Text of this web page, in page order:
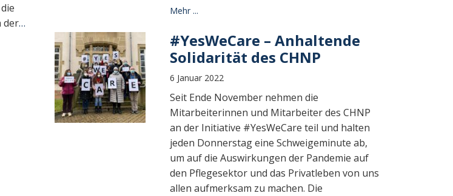
der…
Mehr ...
#YesWeCare – Anhaltende
Solidarität des CHNP
6 Januar 2022
Seit Ende November nehmen die
Mitarbeiterinnen und Mitarbeiter des CHNP
an der Initiative #YesWeCare teil und halten
jeden Donnerstag eine Schweigeminute ab,
um auf die Auswirkungen der Pandemie auf
den Pflegesektor und das Privatleben von uns
allen aufmerksam zu machen. Die